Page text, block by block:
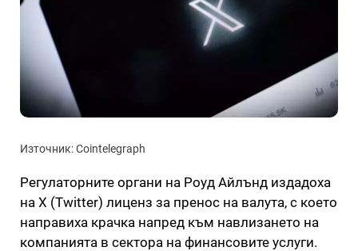
Източник: Cointelegraph
Регулаторните органи на Роуд Айлънд издадоха
на X (Twitter) лиценз за пренос на валута, с което
направиха крачка напред към навлизането на
компанията в сектора на финансовите услуги.